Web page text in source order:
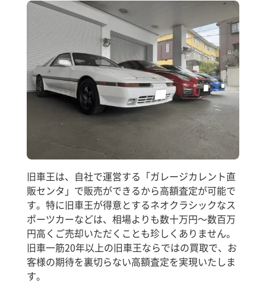
旧車王は、自社で運営する「ガレージカレント直
販センタ」で販売ができるから高額査定が可能で
す。特に旧車王が得意とするネオクラシックなス
ポーツカーなどは、相場よりも数十万円～数百万
円高くご売却いただくことも珍しくありません。
旧車一筋20年以上の旧車王ならではの買取で、お
客様の期待を裏切らない高額査定を実現いたしま
す。